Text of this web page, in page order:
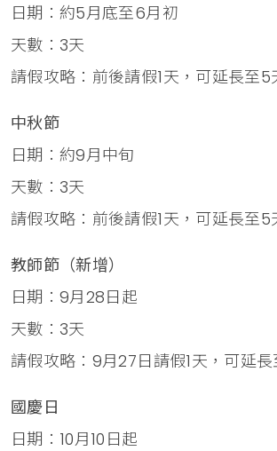
日期：約5月底至6月初
天數：3天
請假攻略：前後請假1天，可延長至5
中秋節
日期：約9月中旬
天數：3天
請假攻略：前後請假1天，可延長至5
教師節（新增）
日期：9月28日起
天數：3天
請假攻略：9月27日請假1天，可延
國慶日
日期：10月10日起